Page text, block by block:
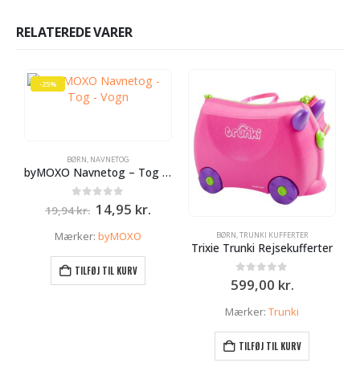
RELATEREDE VARER
-25%
BØRN, NAVNETOG
byMOXO Navnetog – Tog – Vogn
ud af 5
19,94kr. Den
oprindelige
pris
var:
19,94 kr..
14,95 kr.Den
Mærker: byMOXO
TILFØJ TIL KURV
BØRN,TRUNKI KUFFERTER
Trixie Trunki Rejsekufferter
0ud af 5
599,00 kr.
Mærker: Trunki
TILFØJ TIL KURV